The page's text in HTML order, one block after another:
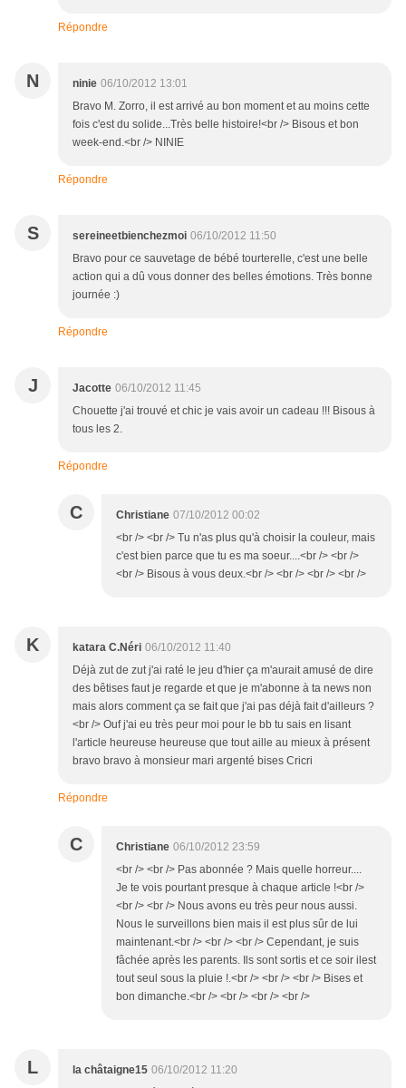
Répondre
N ninie 06/10/2012 13:01
Bravo M. Zorro, il est arrivé au bon moment et au moins cette
fois c'est du solide...Très belle histoire!<br /> Bisous et bon
week-end.<br /> NINIE
Répondre
S sereineetbienchezmoi 06/10/2012 11:50
Bravo pour ce sauvetage de bébé tourterelle, c'est une belle
action qui a dû vous donner des belles émotions. Très bonne
journée :)
Répondre
J Jacotte 06/10/2012 11:45
Chouette j'ai trouvé et chic je vais avoir un cadeau !!! Bisous à
tous les 2.
Répondre
C Christiane 07/10/2012 00:02
<br /> <br /> Tu n'as plus qu'à choisir la couleur, mais
c'est bien parce que tu es ma soeur....<br /> <br />
<br /> Bisous à vous deux.<br /> <br /> <br /> <br />
K katara C.Néri 06/10/2012 11:40
Déjà zut de zut j'ai raté le jeu d'hier ça m'aurait amusé de dire
des bêtises faut je regarde et que je m'abonne à ta news non
mais alors comment ça se fait que j'ai pas déjà fait d'ailleurs ?
<br /> Ouf j'ai eu très peur moi pour le bb tu sais en lisant
l'article heureuse heureuse que tout aille au mieux à présent
bravo bravo à monsieur mari argenté bises Cricri
Répondre
C Christiane 06/10/2012 23:59
<br /> <br /> Pas abonnée ? Mais quelle horreur....
Je te vois pourtant presque à chaque article !<br />
<br /> <br /> Nous avons eu très peur nous aussi.
Nous le surveillons bien mais il est plus sûr de lui
maintenant.<br /> <br /> <br /> Cependant, je suis
fâchée après les parents. Ils sont sortis et ce soir ilest
tout seul sous la pluie !.<br /> <br /> <br /> Bises et
bon dimanche.<br /> <br /> <br /> <br />
L la châtaigne15 06/10/2012 11:20